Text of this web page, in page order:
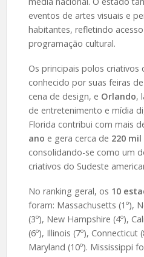
eventos de artes visuais e
habitantes, refletindo
programação cultural.
Os principais polos criativos
conhecido por suas feiras
cena de design, e Orlando,
de entretenimento e mídia
Florida contribui com mais
ano e gera cerca de 220
consolidando-se como um
criativos do Sudeste
No ranking geral, os 10
foram: Massachusetts (1º),
(3º), New Hampshire (4º),
(6º), Illinois (7º), Connecticut
Maryland (10º). Mississippi